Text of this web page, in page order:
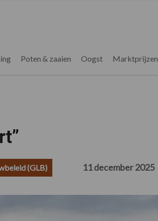
Poten & zaaien Oogst Marktprijzen
(GLB) 11 december 2025